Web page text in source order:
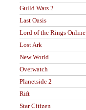
Guild Wars 2
Last Oasis
Lord of the Rings Online
Lost Ark
New World
Overwatch
Planetside 2
Rift
Star Citizen